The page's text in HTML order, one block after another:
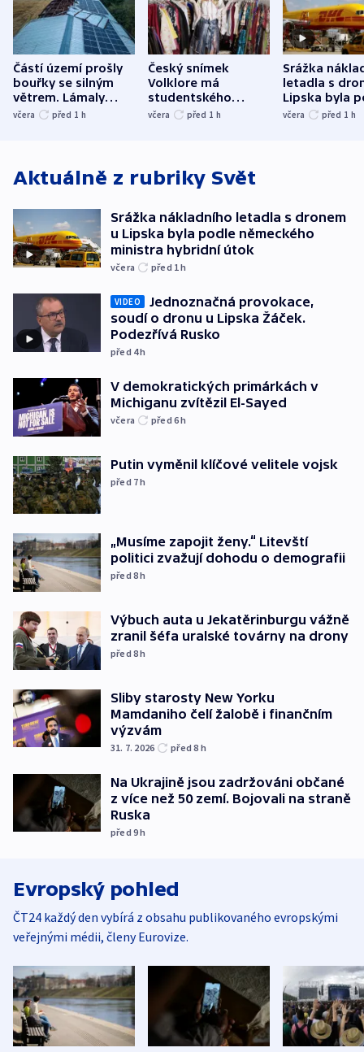
Částí území prošly
bouřky se silným
větrem. Lámaly
stromy a poničily
včera před 1 h
Český snímek
Volklore má
studentského
Oscara, zabojuje o
včera před 1 h
Srážka
letadla s
Lipska byla
německého
včera před 1 h
Aktuálně z rubriky Svět
Srážka nákladního letadla s dronem
u Lipska byla podle německého
ministra hybridní útok
včera před 1h
VIDEO
Jednoznačná provokace,
soudí o dronu u Lipska Žáček.
Podezřívá Rusko
před 4h
V demokratických primárkách v
Michiganu zvítězil El-Sayed
včera před 6h
Putin vyměnil klíčové velitele vojsk
před 7h
„Musíme zapojit ženy.“ Litevští
politici zvažují dohodu o demografii
před 8h
Výbuch auta u Jekatěrinburgu vážně
zranil šéfa uralské továrny na drony
před 8h
Sliby starosty New Yorku
Mamdaniho čelí žalobě i finančním
výzvám
31. 7. 2026 před 8 h
Na Ukrajině jsou zadržováni občané
z více než 50 zemí. Bojovali na straně
Ruska
před 9h
Evropský pohled
ČT24 každý den vybírá z obsahu publikovaného evropskými
veřejnými médii, členy Eurovize.